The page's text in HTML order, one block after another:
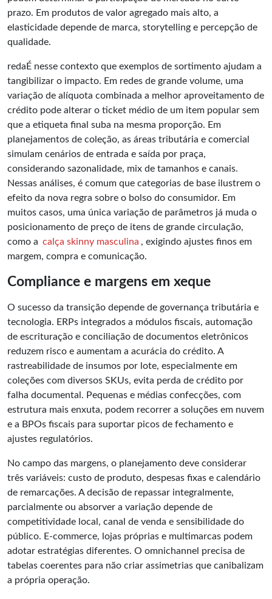
prazo. Em produtos de valor agregado mais alto, a
elasticidade depende de marca, storytelling e percepção de
qualidade.
redaÉ nesse contexto que exemplos de sortimento ajudam a
tangibilizar o impacto. Em redes de grande volume, uma
variação de alíquota combinada a melhor aproveitamento de
crédito pode alterar o ticket médio de um item popular sem
que a etiqueta final suba na mesma proporção. Em
planejamentos de coleção, as áreas tributária e comercial
simulam cenários de entrada e saída por praça,
considerando sazonalidade, mix de tamanhos e canais.
Nessas análises, é comum que categorias de base ilustrem o
efeito da nova regra sobre o bolso do consumidor. Em
muitos casos, uma única variação de parâmetros já muda o
posicionamento de preço de itens de grande circulação,
como a calça skinny masculina , exigindo ajustes finos em
margem, compra e comunicação.
Compliance e margens em xeque
O sucesso da transição depende de governança tributária e
tecnologia. ERPs integrados a módulos fiscais, automação
de escrituração e conciliação de documentos eletrônicos
reduzem risco e aumentam a acurácia do crédito. A
rastreabilidade de insumos por lote, especialmente em
coleções com diversos SKUs, evita perda de crédito por
falha documental. Pequenas e médias confecções, com
estrutura mais enxuta, podem recorrer a soluções em nuvem
e a BPOs fiscais para suportar picos de fechamento e
ajustes regulatórios.
No campo das margens, o planejamento deve considerar
três variáveis: custo de produto, despesas fixas e calendário
de remarcações. A decisão de repassar integralmente,
parcialmente ou absorver a variação depende de
competitividade local, canal de venda e sensibilidade do
público. E-commerce, lojas próprias e multimarcas podem
adotar estratégias diferentes. O omnichannel precisa de
tabelas coerentes para não criar assimetrias que canibalizam
a própria operação.